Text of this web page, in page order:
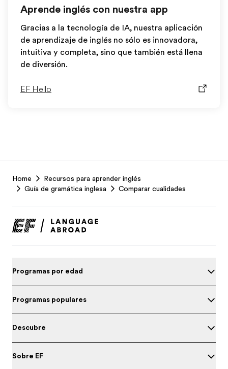
Aprende inglés con nuestra app
Gracias a la tecnología de IA, nuestra aplicación
de aprendizaje de inglés no sólo es innovadora,
intuitiva y completa, sino que también está llena
de diversión.
EF Hello
Footer
Home
Recursos para aprender inglés
Guía de gramática inglesa
Comparar cualidades
Programas por edad
Programas populares
Descubre
Sobre EF